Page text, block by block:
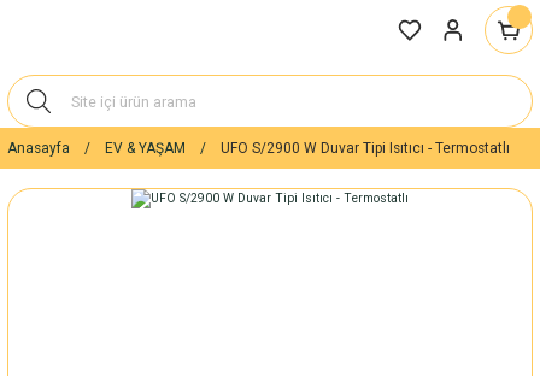
Anasayfa EV & YAŞAM UFO S/2900 W Duvar Tipi Isıtıcı - Termostatlı